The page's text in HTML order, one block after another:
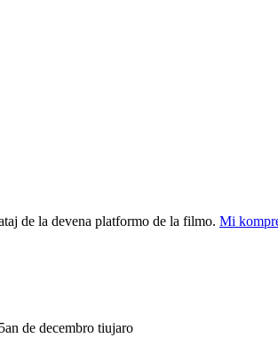
de la devena platformo de la filmo. Mi
de decembro tiujaro